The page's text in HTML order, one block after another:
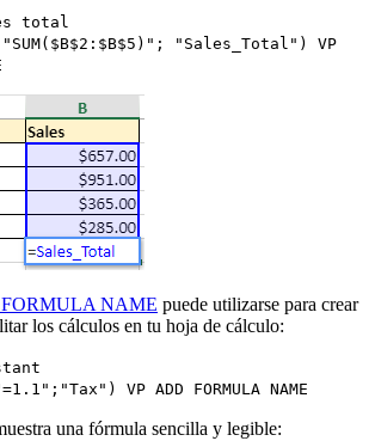
total
"Sales_Total") VP
NAME puede utilizarse para crear
los cálculos en tu hoja de cálculo:
VP ADD FORMULA NAME
una fórmula sencilla y legible: